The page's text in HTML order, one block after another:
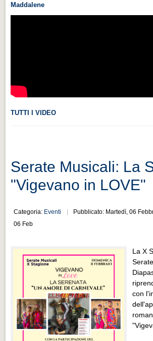
Videonews
CHI SIAMO
CITTÀ
Guida turistica rapida
Musica e teatro
Musica e teatro
Distretto industriale
Muoversi a Vigevano
Muoversi a Vigevano
Cultura e turismo 4.0
Cultura e turismo 4.0
PROGETTI
PROGETTI
Maddalene
TUTTI I VIDEO
Serate Musicali: La
"Vigevano in LOVE"
Categoria: Eventi
Pubblicato: Martedì, 06
06 Feb
La X
con